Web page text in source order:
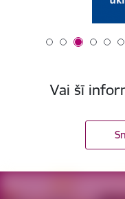
Vai šī